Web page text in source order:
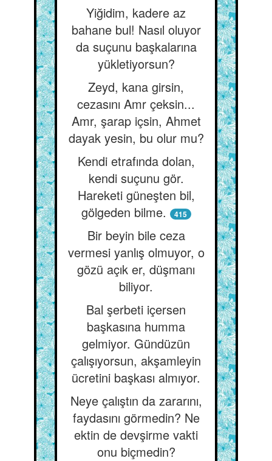
Yiğidim, kadere az
bahane bul! Nasıl oluyor
da suçunu başkalarına
yükletiyorsun?
Zeyd, kana girsin,
cezasını Amr çeksin...
Amr, şarap içsin, Ahmet
dayak yesin, bu olur mu?
Kendi etrafında dolan,
kendi suçunu gör.
Hareketi güneşten bil,
gölgeden bilme.
415
Bir beyin bile ceza
vermesi yanlış olmuyor, o
gözü açık er, düşmanı
biliyor.
Bal şerbeti içersen
başkasına humma
gelmiyor. Gündüzün
çalışıyorsun, akşamleyin
ücretini başkası almıyor.
Neye çalıştın da zararını,
faydasını görmedin? Ne
ektin de devşirme vakti
onu biçmedin?